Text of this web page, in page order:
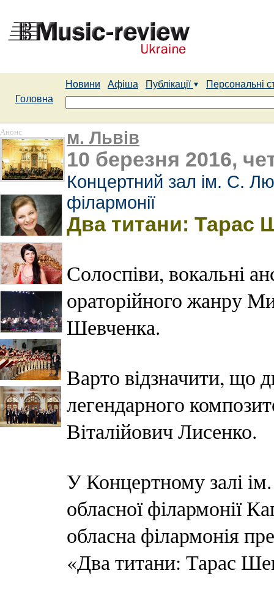
Новини Афіша Публікації
Персональні
Головна
Анонс м. Львів
10 березня 2016,
Концертний зал ім. С.
філармонії
Два титани: Тарас
Солоспіви, вокальні
ораторійного жанру
Шевченка.
Варто відзначити, що
легендарного
Віталійович Лисенко.
У Концертному залі
обласної філармонії
обласна філармонія
«Два титани: Тарас